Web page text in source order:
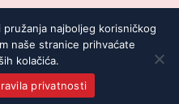
biskupije | Powered byTadesign
najboljeg korisničkog
naše stranice prihvaćate
kolačića.
privatnosti